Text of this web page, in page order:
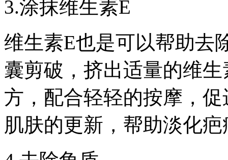
3.涂抹维生素E
维生素E也是可以帮助去
囊剪破，挤出适量的维
方，配合轻轻的按摩，
肌肤的更新，帮助淡化疤